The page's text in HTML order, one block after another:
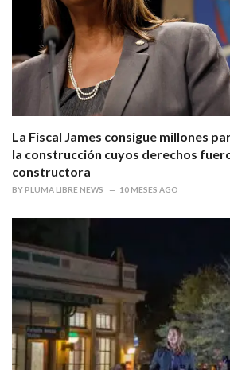
La Fiscal James consigue millones
la construcción cuyos derechos
constructora
BY PLUMA LIBRE NEWS 10 MESES AGO